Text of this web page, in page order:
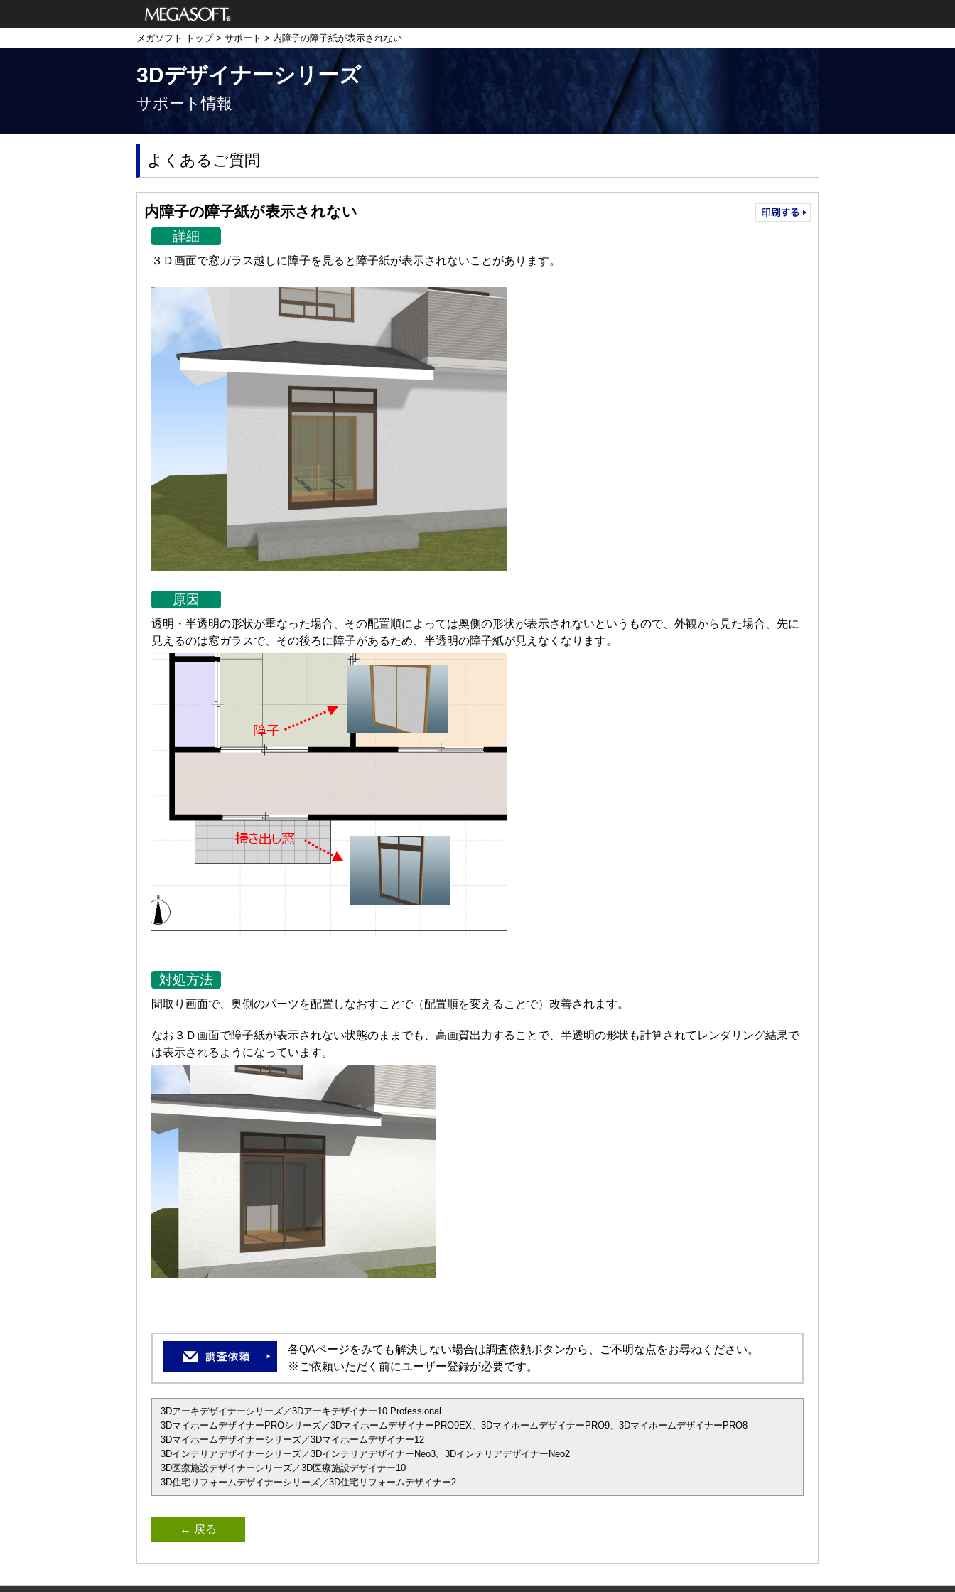
メガソフト株式
会社
メガソフト トップ> サポート > 内障子の障子紙が表示されない
3Dデザイナーシリーズ
サポート情報
よくあるご質問
内障子の障子紙が表示されない
詳細
３Ｄ画面で窓ガラス越しに障子を見ると障子紙が表示されないことがあります。
原因
透明・半透明の形状が重なった場合、その配置順によっては奥側の形状が表示されないというもので、外観から見た場合、先に
見えるのは窓ガラスで、その後ろに障子があるため、半透明の障子紙が見えなくなります。
対処方法
間取り画面で、奥側のパーツを配置しなおすことで（配置順を変えることで）改善されます。
なお３Ｄ画面で障子紙が表示されない状態のままでも、高画質出力することで、半透明の形状も計算されてレンダリング結果で
は表示されるようになっています。
各QAページをみても解決しない場合は調査依頼ボタンから、ご不明な点をお尋ねください。
※ご依頼いただく前にユーザー登録が必要です。
3Dアーキデザイナーシリーズ／3Dアーキデザイナー10 Professional
3DマイホームデザイナーPROシリーズ／3DマイホームデザイナーPRO9EX、3DマイホームデザイナーPRO9、3DマイホームデザイナーPRO8
3Dマイホームデザイナーシリーズ／3Dマイホームデザイナー12
3Dインテリアデザイナーシリーズ／3DインテリアデザイナーNeo3、3DインテリアデザイナーNeo2
3D医療施設デザイナーシリーズ／3D医療施設デザイナー10
3D住宅リフォームデザイナーシリーズ／3D住宅リフォームデザイナー2
← 戻る